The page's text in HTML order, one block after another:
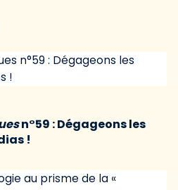
n°59 : Dégageons les
!